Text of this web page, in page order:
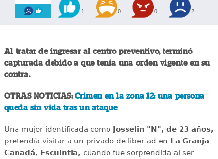
1 0 0 2
Al tratar de ingresar al centro preventivo, terminó
capturada debido a que tenía una orden vigente en su
contra.
OTRAS NOTICIAS: Crimen en la zona 12: una persona
queda sin vida tras un ataque
Una mujer identificada comoJosselin "N", de 23 años,
pretendía visitar a un privado de libertad en La Granja
Canadá, Escuintla, cuando fue sorprendida al ser